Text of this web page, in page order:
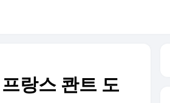
랑스 콴트 도